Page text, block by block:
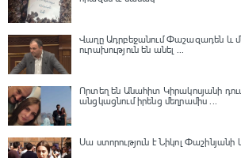
Վաղը Ադրբեջանում Փաշազադեն և
ուրախություն են անել ...
Որտեղ են Անահիտ Կիրակոսյանի
անցկացնում իրենց մեղրամիս ...
Սա ստորություն է Նիկոլ Փաշինյանի